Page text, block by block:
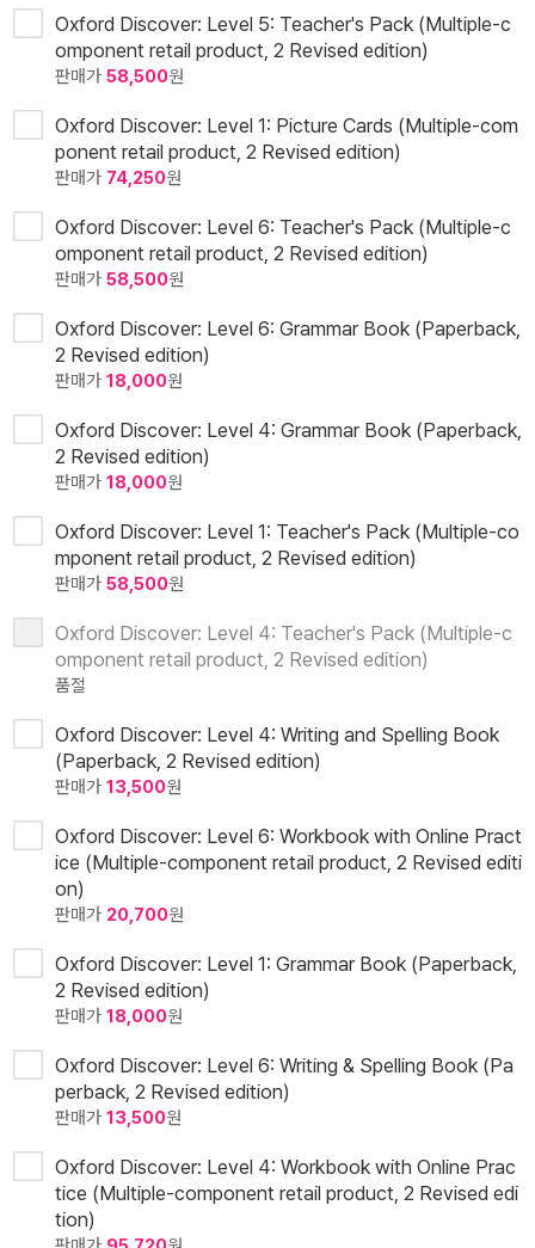
Oxford Discover: Level 5: Teacher's Pack (Multiple-c
omponent retail product, 2 Revised edition)
판매가 58,500원
Oxford Discover: Level 1: Picture Cards (Multiple-com
ponent retail product, 2 Revised edition)
판매가 74,250원
Oxford Discover: Level 6: Teacher's Pack (Multiple-c
omponent retail product, 2 Revised edition)
판매가 58,500원
Oxford Discover: Level 6: Grammar Book (Paperback,
2 Revised edition)
판매가 18,000원
Oxford Discover: Level 4: Grammar Book (Paperback,
2 Revised edition)
판매가 18,000원
Oxford Discover: Level 1: Teacher's Pack (Multiple-co
mponent retail product, 2 Revised edition)
판매가 58,500원
Oxford Discover: Level 4: Teacher's Pack (Multiple-c
omponent retail product, 2 Revised edition)
품절
Oxford Discover: Level 4: Writing and Spelling Book
(Paperback, 2 Revised edition)
판매가 13,500원
Oxford Discover: Level 6: Workbook with Online Pract
ice (Multiple-component retail product, 2 Revised editi
on)
판매가 20,700원
Oxford Discover: Level 1: Grammar Book (Paperback,
2 Revised edition)
판매가 18,000원
Oxford Discover: Level 6: Writing & Spelling Book (Pa
perback, 2 Revised edition)
판매가 13,500원
Oxford Discover: Level 4: Workbook with Online Prac
tice (Multiple-component retail product, 2 Revised edi
tion)